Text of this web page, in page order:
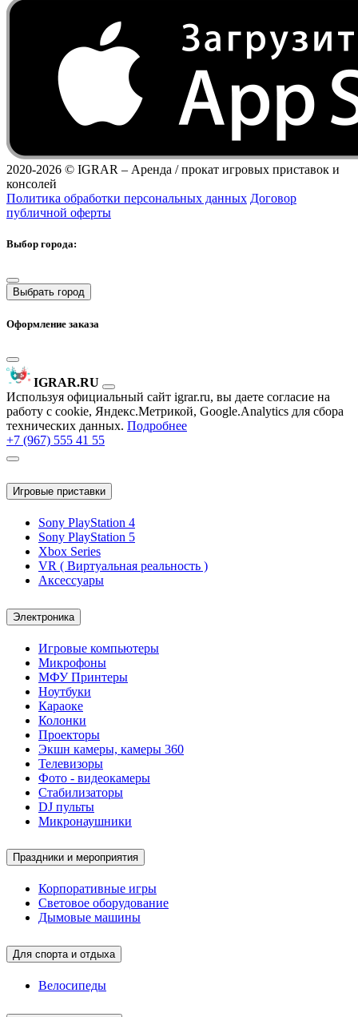
2020-2026 © IGRAR – Аренда / прокат игровых приставок и
консолей
Политика обработки персональных данных Договор
публичной оферты
Выбор города:
Выбрать город
Оформление заказа
IGRAR.RU
Используя официальный сайт igrar.ru, вы даете согласие на
работу с cookie, Яндекс.Метрикой, Google.Analytics для сбора
технических данных. Подробнее
+7 (967) 555 41 55
Игровые приставки
Sony PlayStation 4
Sony PlayStation 5
Xbox Series
VR ( Виртуальная реальность )
Аксессуары
Электроника
Игровые компьютеры
Микрофоны
МФУ Принтеры
Ноутбуки
Караоке
Колонки
Проекторы
Экшн камеры, камеры 360
Телевизоры
Фото - видеокамеры
Стабилизаторы
DJ пульты
Микронаушники
Праздники и мероприятия
Корпоративные игры
Световое оборудование
Дымовые машины
Для спорта и отдыха
Велосипеды